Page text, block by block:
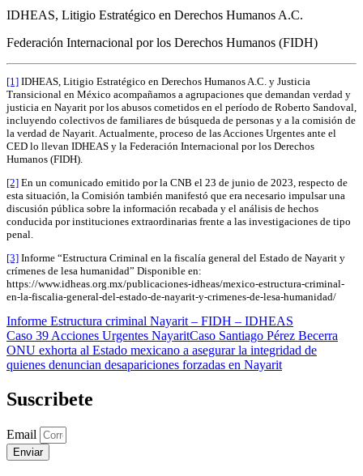
IDHEAS, Litigio Estratégico en Derechos Humanos A.C.
Federación Internacional por los Derechos Humanos (FIDH)
[1] IDHEAS, Litigio Estratégico en Derechos Humanos A.C. y Justicia
Transicional en México acompañamos a agrupaciones que demandan verdad y
justicia en Nayarit por los abusos cometidos en el período de Roberto Sandoval,
incluyendo colectivos de familiares de búsqueda de personas y a la comisión de
la verdad de Nayarit. Actualmente, proceso de las Acciones Urgentes ante el
CED lo llevan IDHEAS y la Federación Internacional por los Derechos
Humanos (FIDH).
[2] En un comunicado emitido por la CNB el 23 de junio de 2023, respecto de
esta situación, la Comisión también manifestó que era necesario impulsar una
discusión pública sobre la información recabada y el análisis de hechos
conducida por instituciones extraordinarias frente a las investigaciones de tipo
penal.
[3] Informe “Estructura Criminal en la fiscalía general del Estado de Nayarit y
crímenes de lesa humanidad” Disponible en:
https://www.idheas.org.mx/publicaciones-idheas/mexico-estructura-criminal-
en-la-fiscalia-general-del-estado-de-nayarit-y-crimenes-de-lesa-humanidad/
Informe Estructura criminal Nayarit – FIDH – IDHEAS
Caso 39 Acciones Urgentes NayaritCaso Santiago Pérez Becerra
ONU exhorta al Estado mexicano a asegurar la integridad de
quienes denuncian desapariciones forzadas en Nayarit
Suscribete
Email
Enviar